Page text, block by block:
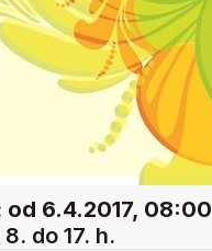
od 6.4.2017, 08:00
do 17. h.